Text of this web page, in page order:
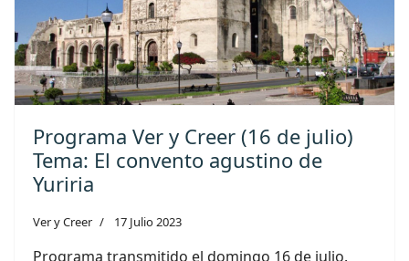
Programa Ver y Creer (16 de julio)
Tema: El convento agustino de
Yuriria
Ver y Creer 17 Julio 2023
Programa transmitido el domingo 16 de julio.